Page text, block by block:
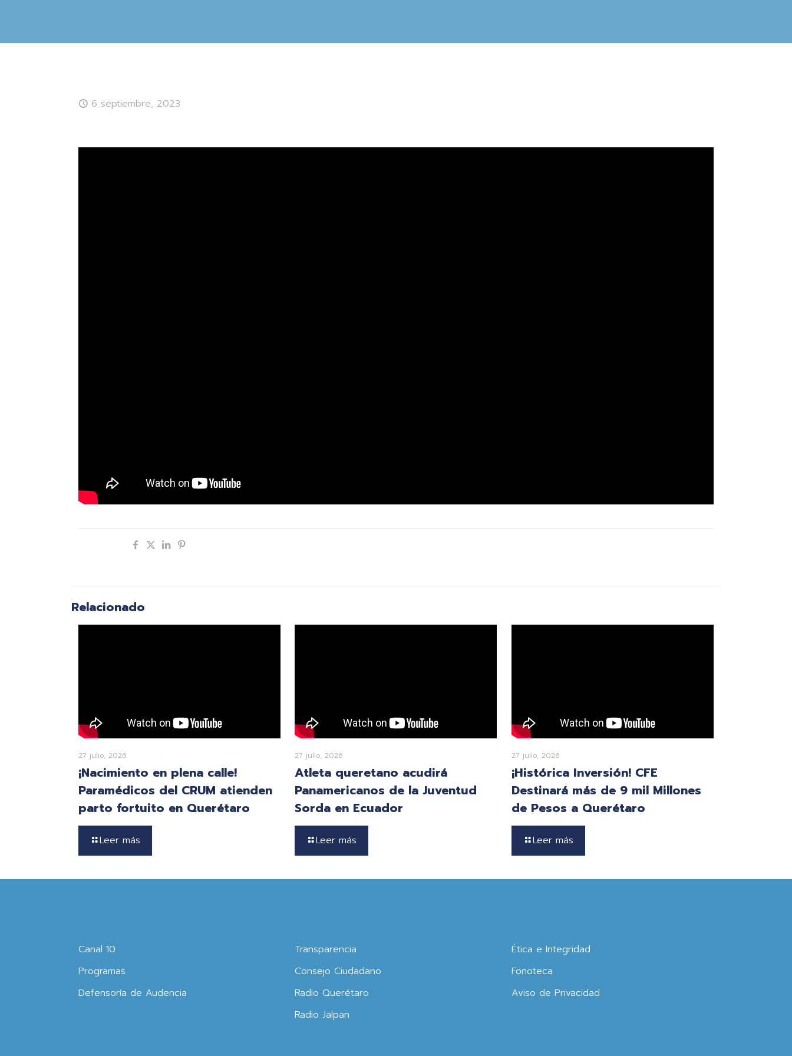
6 septiembre, 2023
Relacionado
27 julio, 2026
¡Nacimiento en plena calle!
Paramédicos del CRUM atienden
parto fortuito en Querétaro
Leer más
27 julio, 2026
Atleta queretano acudirá
Panamericanos de la Juventud
Sorda en Ecuador
Leer más
27 julio, 2026
¡Histórica Inversión! CFE
Destinará más de 9 mil Millones
de Pesos a Querétaro
Leer más
Canal 10
Programas
Defensoría de Audencia
Transparencia
Consejo Ciudadano
Radio Querétaro
Radio Jalpan
Ética e Integridad
Fonoteca
Aviso de Privacidad